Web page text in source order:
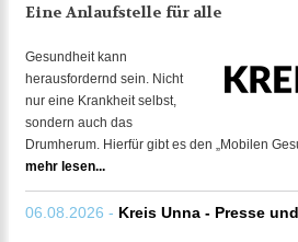
Eine Anlaufstelle für alle
Gesundheit kann
herausfordernd sein. Nicht
nur eine Krankheit selbst,
sondern auch das
Drumherum. Hierfür gibt es den „Mobilen
mehr lesen...
06.08.2026 - Kreis Unna - Presse